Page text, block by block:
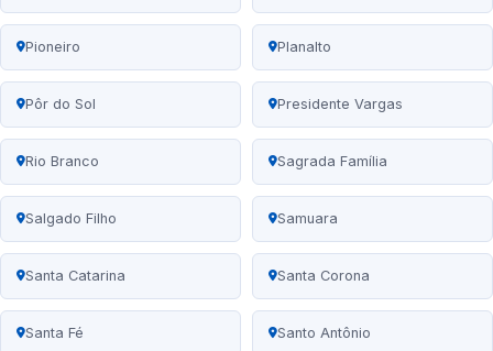
Pioneiro Planalto
Pôr do Sol Presidente Vargas
Rio Branco Sagrada Família
Salgado Filho Samuara
Santa Catarina Santa Corona
Santa Fé Santo Antônio